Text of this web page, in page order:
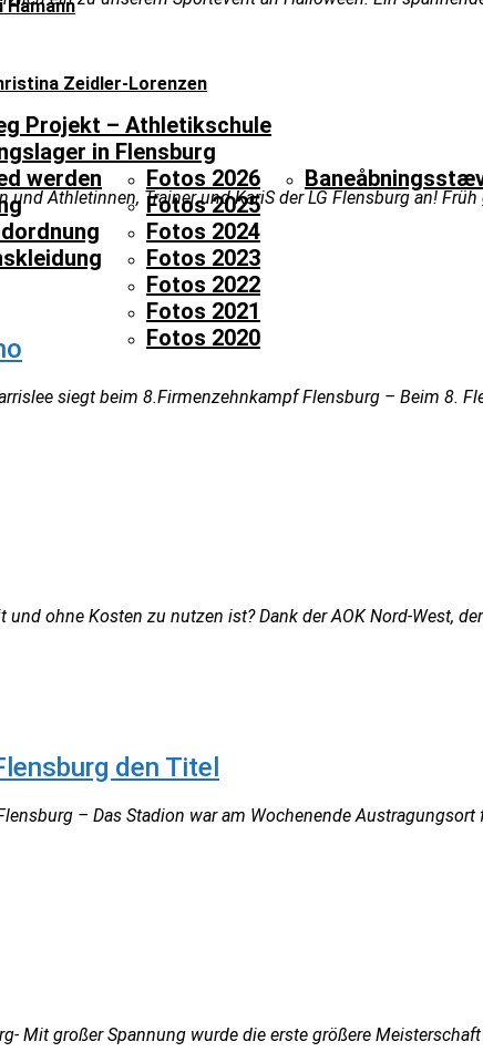
Hamann
Zeidler-Lorenzen
Projekt – Athletikschule
in Flensburg
werden
Fotos 2026
Fotos 2025
Fotos 2024
Fotos 2023
Fotos 2022
Fotos 2021
Fotos 2020
Athletinnen, Trainer und KariS der LG Flensburg an!
siegt beim 8.Firmenzehnkampf Flensburg – Beim 8.
ohne Kosten zu nutzen ist? Dank der AOK Nord-West,
den Titel
– Das Stadion war am Wochenende
Mit großer Spannung wurde die erste größere